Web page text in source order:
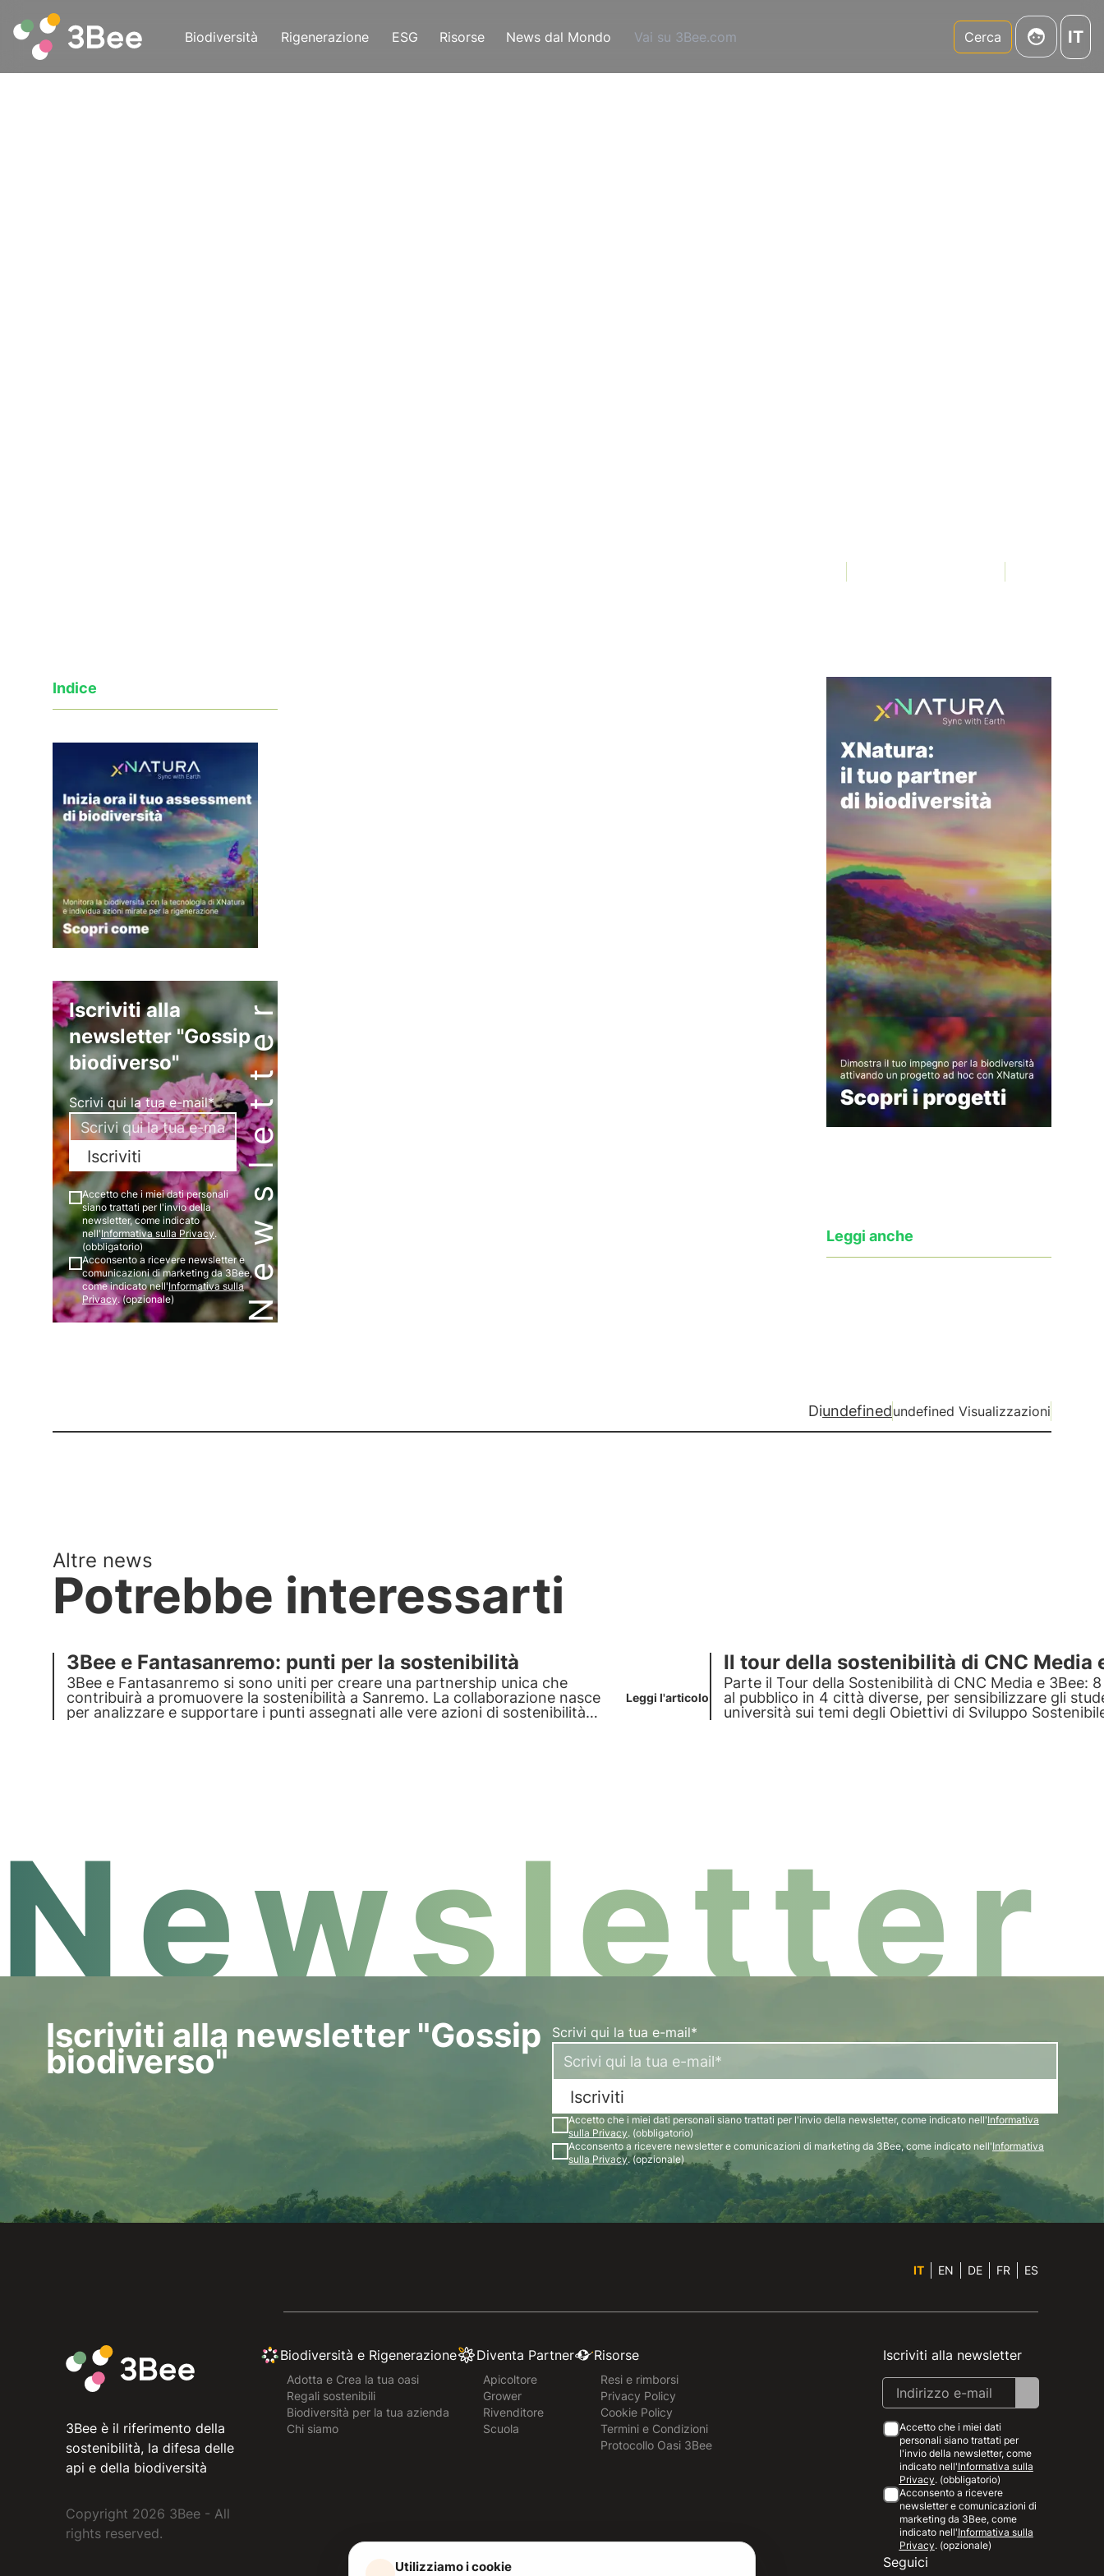
Biodiversità Rigenerazione ESG Risorse News dal Mondo Vai su 3Bee.com Cerca IT
Indice
Newsletter
Iscriviti alla
newsletter "Gossip
biodiverso"
Scrivi qui la tua e-mail*
Iscriviti
Accetto che i miei dati personali
siano trattati per l'invio della
newsletter, come indicato
nell'Informativa sulla Privacy.
(obbligatorio)
Acconsento a ricevere newsletter e
comunicazioni di marketing da 3Bee,
come indicato nell'Informativa sulla
Privacy. (opzionale)
Leggi anche
Diundefinedundefined Visualizzazioni
Altre news
Potrebbe interessarti
3Bee e Fantasanremo: punti per la sostenibilità
3Bee e Fantasanremo si sono uniti per creare una partnership unica che
contribuirà a promuovere la sostenibilità a Sanremo. La collaborazione nasce
per analizzare e supportare i punti assegnati alle vere azioni di sostenibilità
Leggi l'articolo
Il tour della sostenibilità di CNC Media
Parte il Tour della Sostenibilità di CNC Media e 3Bee:
al pubblico in 4 città diverse, per sensibilizzare gli
università sui temi degli Obiettivi di Sviluppo
Newsletter
Iscriviti alla newsletter "Gossip
biodiverso"
Scrivi qui la tua e-mail*
Iscriviti
Accetto che i miei dati personali siano trattati per l'invio della newsletter, come indicato nell'Informativa
sulla Privacy. (obbligatorio)
Acconsento a ricevere newsletter e comunicazioni di marketing da 3Bee, come indicato nell'Informativa
sulla Privacy. (opzionale)
IT EN DE FR ES
3Bee è il riferimento della
sostenibilità, la difesa delle
api e della biodiversità
Copyright 2026 3Bee - All
rights reserved.
Biodiversità e Rigenerazione
Adotta e Crea la tua oasi
Regali sostenibili
Biodiversità per la tua azienda
Chi siamo
Diventa Partner
Apicoltore
Grower
Rivenditore
Scuola
Risorse
Resi e rimborsi
Privacy Policy
Cookie Policy
Termini e Condizioni
Protocollo Oasi 3Bee
Iscriviti alla newsletter
Accetto che i miei dati
personali siano trattati per
l'invio della newsletter, come
indicato nell'Informativa sulla
Privacy. (obbligatorio)
Acconsento a ricevere
newsletter e comunicazioni di
marketing da 3Bee, come
indicato nell'Informativa sulla
Privacy. (opzionale)
Seguici
Utilizziamo i cookie